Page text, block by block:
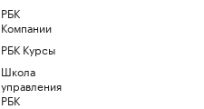
РБК
Компании
РБК Курсы
Школа
управления
РБК